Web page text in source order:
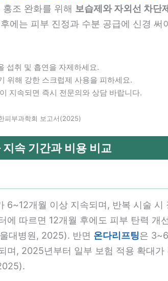
조 완화를 위해 보습제와 자외선 차단
에는 피부 진정과 수분 공급에 신경 써
섭취 및 흡연을 자제하세요.
위해 강한 스크럽제 사용을 피하세요.
지속되면 즉시 전문의와 상담 바랍니다.
피부과학회 보고서(2025)
지속 기간과 비용 비교
6~12개월 이상 지속되며, 반복 시술 시
에 따르면 12개월 후에도 피부 탄력 개
대병원, 2025). 반면 온다리프팅은
며, 2025년부터 일부 보험 적용 확대가